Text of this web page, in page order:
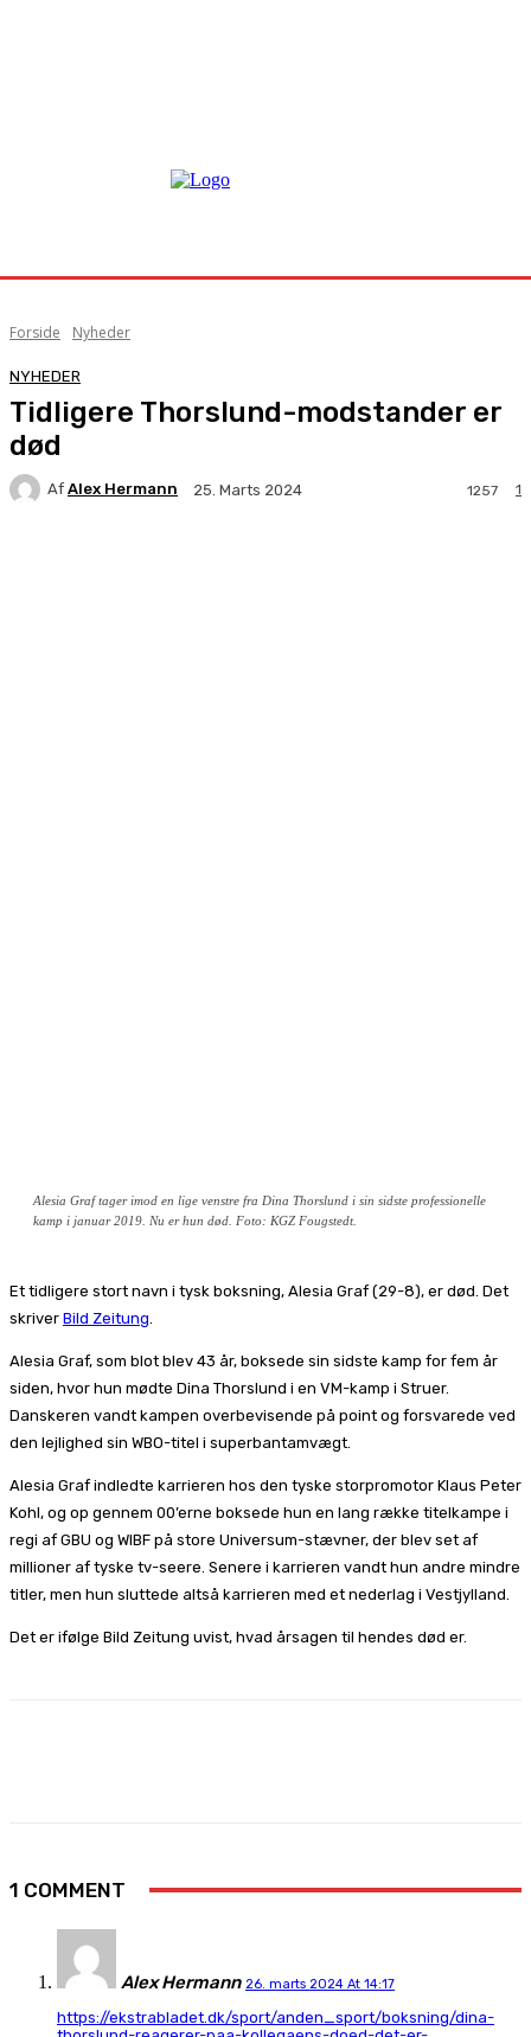
Forside Nyheder
NYHEDER
Tidligere Thorslund-modstander er
død
Af Alex Hermann 25. Marts 2024 1
1257
Alesia Graf tager imod en lige venstre fra Dina Thorslund i sin sidste professionelle
kamp i januar 2019. Nu er hun død. Foto: KGZ Fougstedt.
Et tidligere stort navn i tysk boksning, Alesia Graf (29-8), er død. Det
skriver Bild Zeitung
Alesia Graf, som blot blev 43 år, boksede sin sidste kamp for fem år
siden, hvor hun mødte Dina Thorslund i en VM-kamp i Struer.
Danskeren vandt kampen overbevisende på point og forsvarede ved
den lejlighed sin WBO-titel i superbantamvægt.
Alesia Graf indledte karrieren hos den tyske storpromotor Klaus Peter
Kohl, og op gennem 00’erne boksede hun en lang række titelkampe i
regi af GBU og WIBF på store Universum-stævner, der blev set af
millioner af tyske tv-seere. Senere i karrieren vandt hun andre mindre
titler, men hun sluttede altså karrieren med et nederlag i Vestjylland.
Det er ifølge Bild Zeitung uvist, hvad årsagen til hendes død er.
1 COMMENT
Alex Hermann 26. marts 2024 At 14:17
https://ekstrabladet.dk/sport/anden_sport/boksning/dina-